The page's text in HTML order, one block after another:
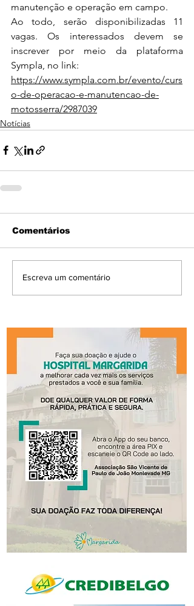
manutenção e operação em campo.
Ao todo, serão disponibilizadas 11
vagas. Os interessados devem se
inscrever por meio da plataforma
Sympla, no link:
https://www.sympla.com.br/evento/curs
o-de-operacao-e-manutencao-de-
motosserra/2987039
Notícias
Comentários
Escreva um comentário